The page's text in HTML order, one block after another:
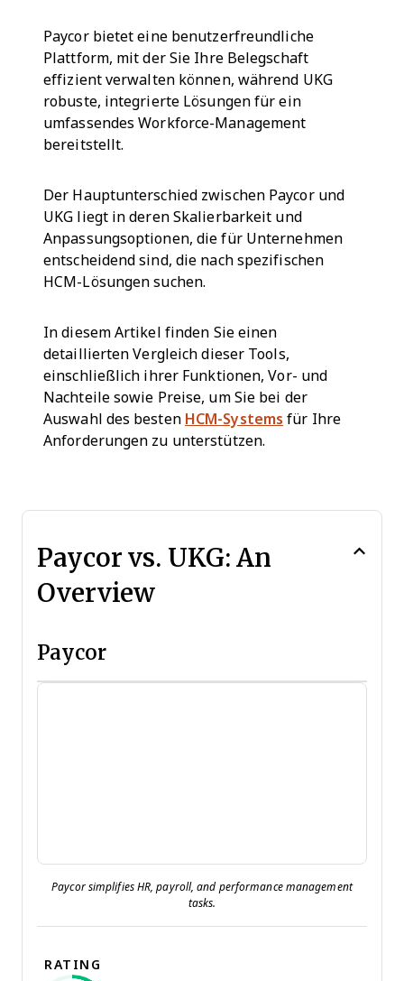
Paycor bietet eine benutzerfreundliche
Plattform, mit der Sie Ihre Belegschaft
effizient verwalten können, während UKG
robuste, integrierte Lösungen für ein
umfassendes Workforce-Management
bereitstellt.
Der Hauptunterschied zwischen Paycor und
UKG liegt in deren Skalierbarkeit und
Anpassungsoptionen, die für Unternehmen
entscheidend sind, die nach spezifischen
HCM-Lösungen suchen.
In diesem Artikel finden Sie einen
detaillierten Vergleich dieser Tools,
einschließlich ihrer Funktionen, Vor- und
Nachteile sowie Preise, um Sie bei der
Auswahl des besten HCM-Systems für Ihre
Anforderungen zu unterstützen.
Paycor vs. UKG: An
Overview
Paycor
Paycor simplifies HR, payroll, and performance management
tasks.
RATING